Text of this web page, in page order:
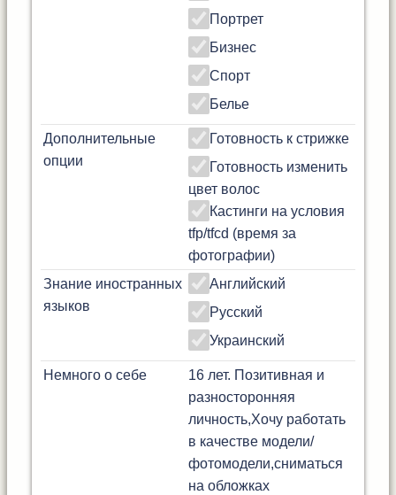
Портрет
Бизнес
Спорт
Белье
Дополнительные
опции
Готовность к стрижке
Готовность изменить
цвет волос
Кастинги на условия
tfp/tfcd (время за
фотографии)
Знание иностранных
языков
Английский
Русский
Украинский
Немного о себе
16 лет. Позитивная и
разносторонняя
личность,Хочу работать
в качестве модели/
фотомодели,сниматься
на обложках